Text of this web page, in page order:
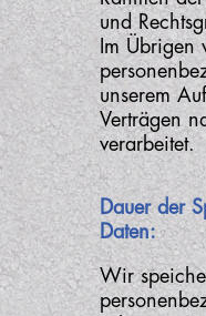
und
Im Übrigen
unserem
Verträgen
verarbeitet.
Dauer der
Daten:
Wir